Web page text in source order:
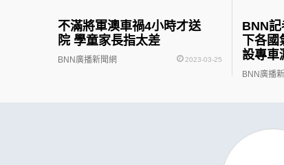
不滿將軍澳車禍4小時才送
院 學童家長指太差
BNN廣播新聞網 2023-03-25
BNN
下各
設專車
BNN廣播